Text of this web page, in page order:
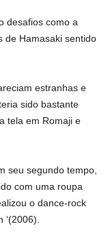
desafios como a
de Hamasaki sentido
estranhas e
sido bastante
tela em Romaji e
seu segundo tempo,
com uma roupa
o dance-rock
‘(2006).